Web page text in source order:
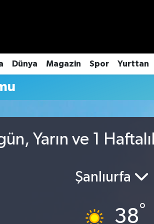
Dünya Magazin Spor Yurttan
Yarın ve 1
Şanlıurfa
38°